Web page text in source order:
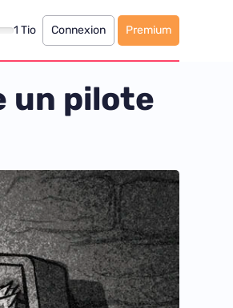
1 Tio Connexion Premium
un pilote